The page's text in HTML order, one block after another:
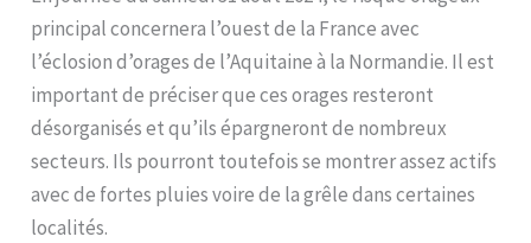
principal concernera l’ouest de la France avec
l’éclosion d’orages de l’Aquitaine à la Normandie. Il est
important de préciser que ces orages resteront
désorganisés et qu’ils épargneront de nombreux
secteurs. Ils pourront toutefois se montrer assez actifs
avec de fortes pluies voire de la grêle dans certaines
localités.